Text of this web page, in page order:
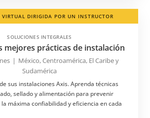
VIRTUAL DIRIGIDA POR UN INSTRUCTOR
SOLUCIONES INTEGRALES
mejores prácticas de instalación
| México, Centroamérica, El Caribe y
Sudamérica
sus instalaciones Axis. Aprenda técnicas
sellado y alimentación para prevenir
máxima confiabilidad y eficiencia en cada